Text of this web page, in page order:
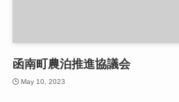
函南町農泊推進協議会
May 10, 2023